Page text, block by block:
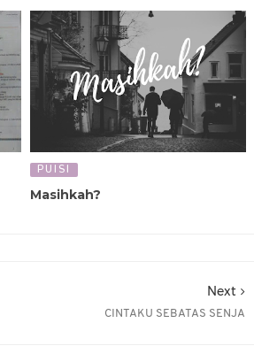
PUISI
Masihkah?
Next
CINTAKU SEBATAS SENJA